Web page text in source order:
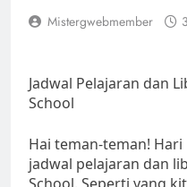
Mistergwebmember
Jadwal Pelajaran dan
School
Hai teman-teman!
jadwal pelajaran dan